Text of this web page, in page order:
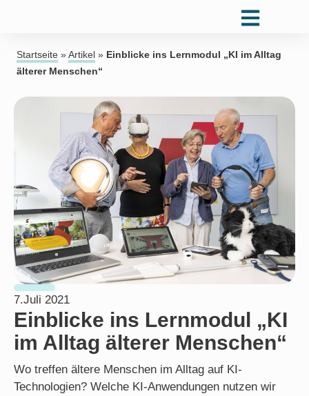
Startseite » Artikel » Einblicke ins Lernmodul „KI im Alltag
älterer Menschen“
7.Juli 2021
Einblicke ins Lernmodul „KI
im Alltag älterer Menschen“
Wo treffen ältere Menschen im Alltag auf KI-
Technologien? Welche KI-Anwendungen nutzen wir